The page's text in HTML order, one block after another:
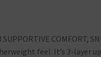
COMFORT,
feel. It’s 3-layer